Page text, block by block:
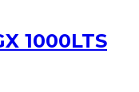
1000LTS